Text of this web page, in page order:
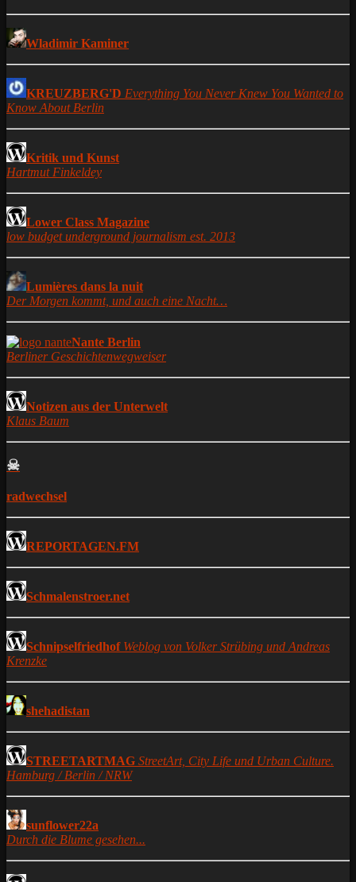
Wladimir Kaminer
KREUZBERG'D Everything You Never Knew You Wanted to
Know About Berlin
Kritik und Kunst
Hartmut Finkeldey
Lower Class Magazine
low budget underground journalism est. 2013
Lumières dans la nuit
Der Morgen kommt, und auch eine Nacht…
Nante Berlin
Berliner Geschichtenwegweiser
Notizen aus der Unterwelt
Klaus Baum
☠
radwechsel
REPORTAGEN.FM
Schmalenstroer.net
Schnipselfriedhof Weblog von Volker Strübing und Andreas
Krenzke
shehadistan
STREETARTMAG StreetArt, City Life und Urban Culture.
Hamburg / Berlin / NRW
sunflower22a
Durch die Blume gesehen...